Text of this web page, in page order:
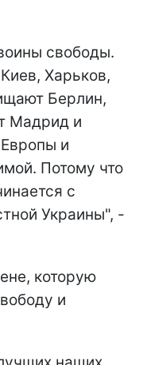
свободы.
Харьков,
Берлин,
Мадрид и
и
Потому что
с
Украины", -
которую
и